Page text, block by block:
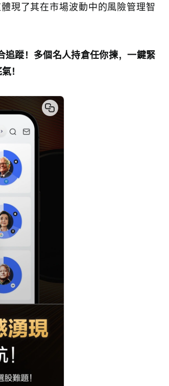
現了其在市場波動中的風險管理智
蹤！多個名人持倉任你揀，一鍵緊
！